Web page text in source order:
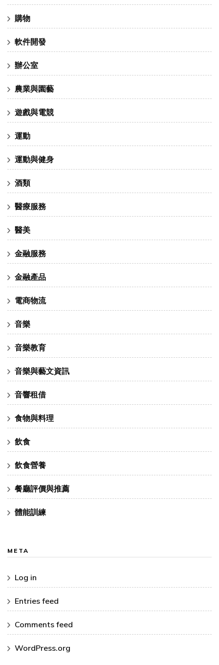
購物
軟件開發
辦公室
農業與園藝
遊戲與電競
運動
運動與健身
酒類
醫療服務
醫美
金融服務
金融產品
電商物流
音樂
音樂教育
音樂與藝文資訊
音響租借
食物與料理
飲食
飲食營養
餐廳評價與推薦
體能訓練
META
Log in
Entries feed
Comments feed
WordPress.org